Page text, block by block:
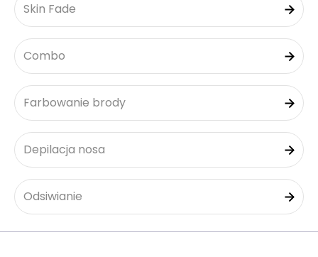
Skin Fade
Combo
Farbowanie brody
Depilacja nosa
Odsiwianie